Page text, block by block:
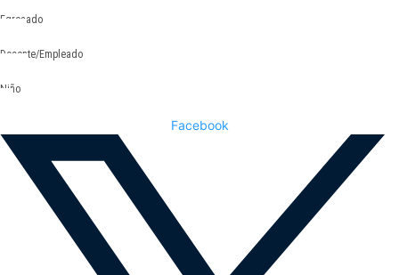
Egresado
Docente/Empleado
Niño
Facebook